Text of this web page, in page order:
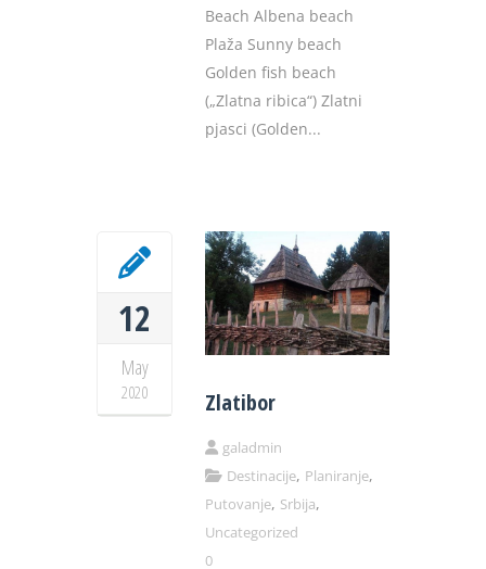
Beach Albena beach
Plaža Sunny beach
Golden fish beach
(„Zlatna ribica“) Zlatni
pjasci (Golden...
12
May
2020 Zlatibor
galadmin
Destinacije, Planiranje,
Putovanje, Srbija,
Uncategorized
0